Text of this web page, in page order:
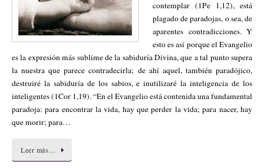
contemplar (1Pe 1,12), está
plagado de paradojas, o sea, de
aparentes contradicciones. Y
esto es así porque el Evangelio
es la expresión más sublime de la sabiduría Divina, que a tal punto supera
la nuestra que parece contradecirla; de ahí aquel, también paradójico,
destruiré la sabiduría de los sabios, e inutilizaré la inteligencia de los
inteligentes (1Cor 1,19). “En el Evangelio está contenida una fundamental
paradoja: para encontrar la vida, hay que perder la vida; para nacer, hay
que morir; para…
Leer más…